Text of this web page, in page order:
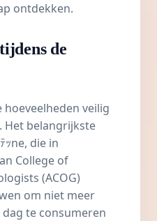
ontdekken.
de
hoeveelheden veilig
Het belangrijkste
ｯne, die in
College of
(ACOG)
om niet meer
dag te consumeren